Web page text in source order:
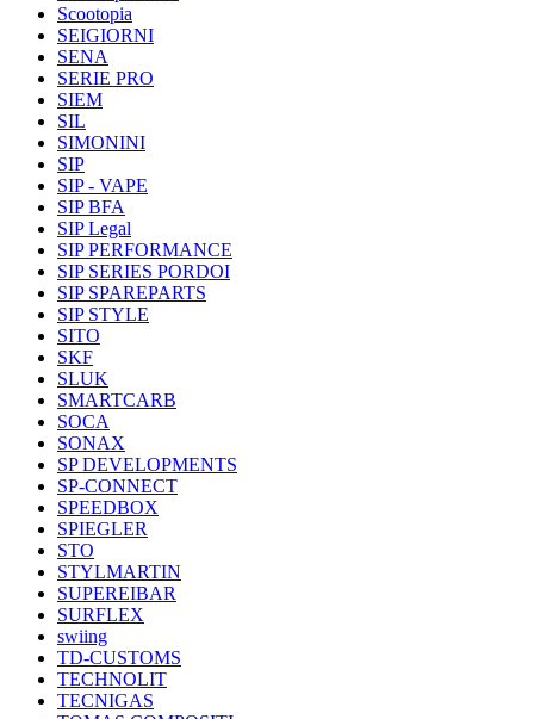
Scootopia
SEIGIORNI
SENA
SERIE PRO
SIEM
SIL
SIMONINI
SIP
SIP - VAPE
SIP BFA
SIP Legal
SIP PERFORMANCE
SIP SERIES PORDOI
SIP SPAREPARTS
SIP STYLE
SITO
SKF
SLUK
SMARTCARB
SOCA
SONAX
SP DEVELOPMENTS
SP-CONNECT
SPEEDBOX
SPIEGLER
STO
STYLMARTIN
SUPEREIBAR
SURFLEX
swiing
TD-CUSTOMS
TECHNOLIT
TECNIGAS